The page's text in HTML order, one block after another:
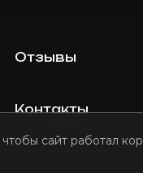
чтобы сайт работал
Отзывы
Контакты